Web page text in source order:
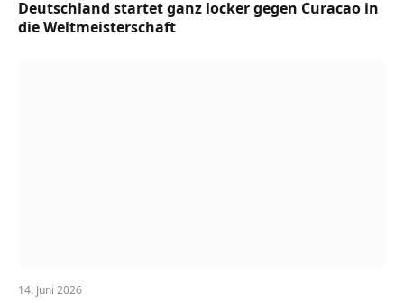
Deutschland startet ganz locker gegen Curacao in
die Weltmeisterschaft
14. Juni 2026